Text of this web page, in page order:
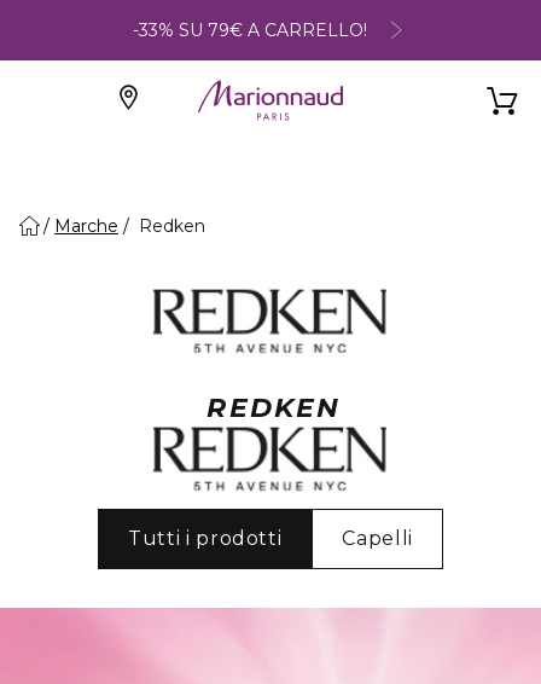
-33% SU 79€ A CARRELLO!
Marche Redken
REDKEN
Tutti i prodotti Capelli